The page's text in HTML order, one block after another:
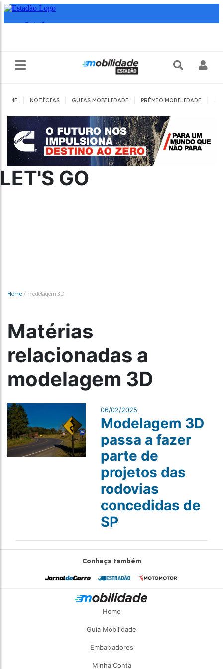
HOME NOTÍCIAS GUIAS MOBILIDADE PRÊMIO MOBILIDADE
LET'S GO
Home / modelagem 3D
Matérias
relacionadas a
modelagem 3D
06/02/2025
Modelagem 3D
passa a fazer
parte de
projetos das
rodovias
concedidas de
SP
Conheça também
Home
Guia Mobilidade
Embaixadores
Minha Conta